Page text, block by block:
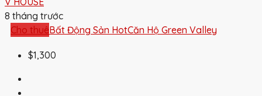
8 tháng trước
Cho thuêBất Động Sản HotCăn Hộ Green Valley
$1,300